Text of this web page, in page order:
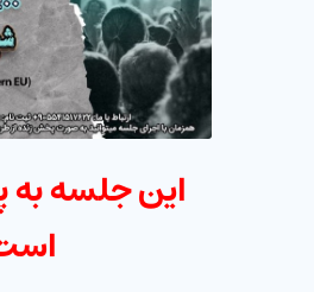
این جلسه به